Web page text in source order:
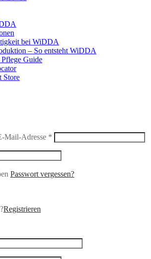
bei WiDDA
– So entsteht WiDDA
Guide
Store
Mail-Adresse * Erforderlich
Passwort vergessen?
Registrieren